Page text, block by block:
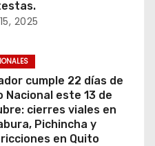
2025
cumple 22 días de
Nacional este 13 de
cierres viales en
Pichincha y
en Quito